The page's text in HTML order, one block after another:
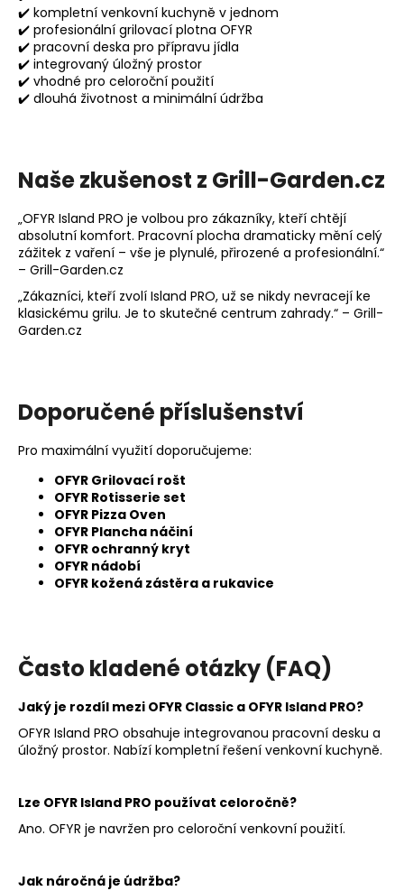
✔️ kompletní venkovní kuchyně v jednom
✔️ profesionální grilovací plotna OFYR
✔️ pracovní deska pro přípravu jídla
✔️ integrovaný úložný prostor
✔️ vhodné pro celoroční použití
✔️ dlouhá životnost a minimální údržba
Naše zkušenost z Grill-Garden.cz
„OFYR Island PRO je volbou pro zákazníky, kteří chtějí
absolutní komfort. Pracovní plocha dramaticky mění celý
zážitek z vaření – vše je plynulé, přirozené a profesionální.“
– Grill-Garden.cz
„Zákazníci, kteří zvolí Island PRO, už se nikdy nevracejí ke
klasickému grilu. Je to skutečné centrum zahrady.“ – Grill-
Garden.cz
Doporučené příslušenství
Pro maximální využití doporučujeme:
OFYR Grilovací rošt
OFYR Rotisserie set
OFYR Pizza Oven
OFYR Plancha náčiní
OFYR ochranný kryt
OFYR nádobí
OFYR kožená zástěra a rukavice
Často kladené otázky (FAQ)
Jaký je rozdíl mezi OFYR Classic a OFYR Island PRO?
OFYR Island PRO obsahuje integrovanou pracovní desku a
úložný prostor. Nabízí kompletní řešení venkovní kuchyně.
Lze OFYR Island PRO používat celoročně?
Ano. OFYR je navržen pro celoroční venkovní použití.
Jak náročná je údržba?